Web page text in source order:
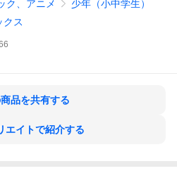
ク、アニメ
少年（小中学生）
クス
品を共有する
エイトで紹介する